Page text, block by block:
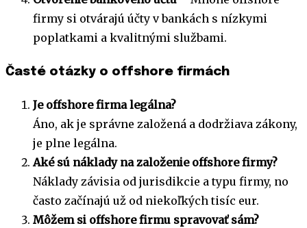
firmy si otvárajú účty v bankách s nízkymi
poplatkami a kvalitnými službami.
Časté otázky o offshore firmách
Je offshore firma legálna?
Áno, ak je správne založená a dodržiava zákony,
je plne legálna.
Aké sú náklady na založenie offshore firmy?
Náklady závisia od jurisdikcie a typu firmy, no
často začínajú už od niekoľkých tisíc eur.
Môžem si offshore firmu spravovať sám?